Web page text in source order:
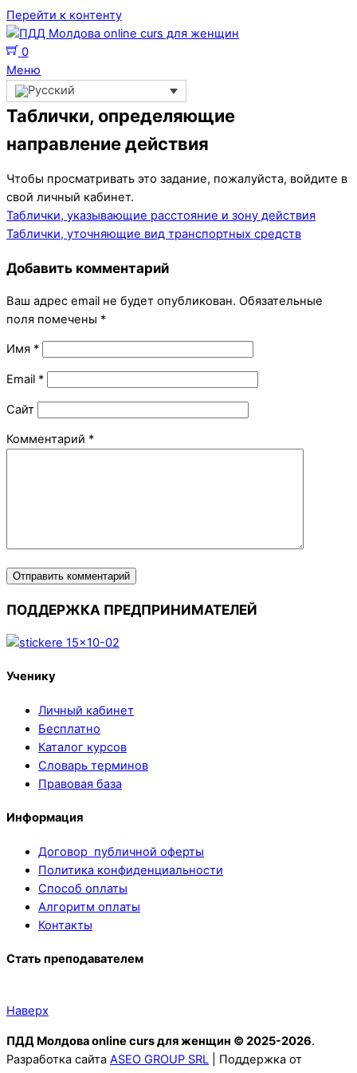
Перейти к контенту
0
Меню
Таблички, определяющие
направление действия
Чтобы просматривать это задание, пожалуйста, войдите в
свой личный кабинет.
Таблички, указывающие расстояние и зону действия
Таблички, уточняющие вид транспортных средств
Добавить комментарий
Ваш адрес email не будет опубликован. Обязательные
поля помечены *
Имя *
Email *
Сайт
Комментарий *
ПОДДЕРЖКА ПРЕДПРИНИМАТЕЛЕЙ
Ученику
Личный кабинет
Бесплатно
Каталог курсов
Словарь терминов
Правовая база
Информация
Договор публичной оферты
Политика конфиденциальности
Способ оплаты
Алгоритм оплаты
Контакты
Стать преподавателем
Наверх
ПДД Молдова online curs для женщин © 2025-2026.
Разработка сайта ASEO GROUP SRL | Поддержка от